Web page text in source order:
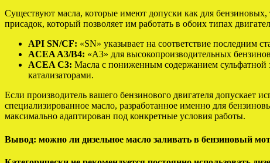
Существуют масла, которые имеют допуски как для
присадок, который позволяет им работать в обоих типах
API SN/CF: «SN» указывает на соответствие последним
ACEA A3/B4: «A3» для высокопроизводительных
ACEA C3: Масла с пониженным содержанием сульфатной
катализаторами.
Если производитель вашего бензинового двигателя допускает
специализированное масло, разработанное именно для
максимально адаптирован под конкретные условия работы.
Вывод: можно ли дизельное масло заливать в бензиновый